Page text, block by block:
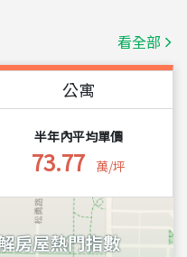
看全部
公寓
半年內平均單價
73.77 萬/坪